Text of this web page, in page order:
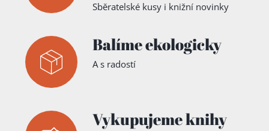
Sběratelské kusy i knižní novinky
Balíme ekologicky
A s radostí
Vykupujeme knihy